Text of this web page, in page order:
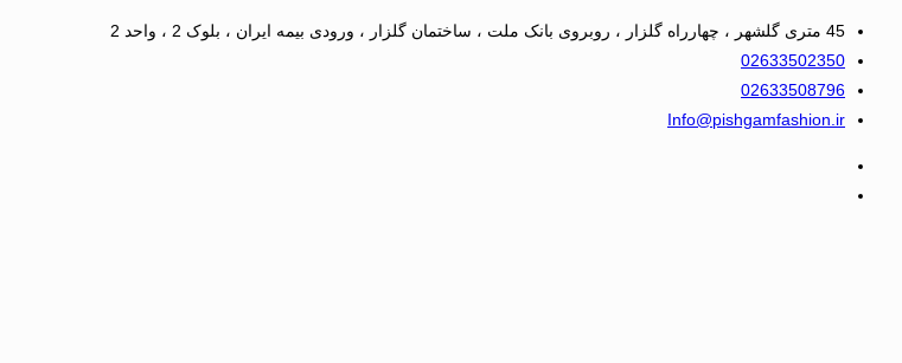
45 متری گلشهر ، چهارراه گلزار ، روبروی بانک ملت ، ساختمان گلزار ، ورودی بیمه ایران ، بلوک 2 ، واحد 2
02633502350
02633508796
Info@pishgamfashion.ir